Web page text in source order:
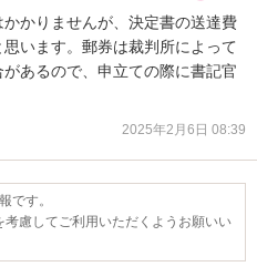
かりませんが、決定書の送達費
います。郵券は裁判所によって
あるので、申立ての際に書記官
2025年2月6日 08:39
です。
慮してご利用いただくようお願いい